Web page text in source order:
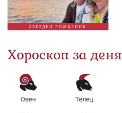
ЗВЕЗДЕН РОЖДЕНИК
Хороскоп за деня
Овен Телец